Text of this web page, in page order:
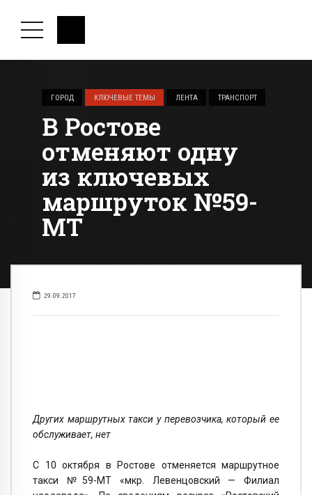
ГОРОД КЛЮЧЕВЫЕ ТЕМЫ ЛЕНТА ТРАНСПОРТ
В Ростове
отменяют одну
из ключевых
маршруток №59-
МТ
29.09.2017
Других маршрутных такси у перевозчика, который ее
обслуживает, нет
С 10 октября в Ростове отменяется маршрутное
такси №59-МТ «мкр. Левенцовский — Филиал